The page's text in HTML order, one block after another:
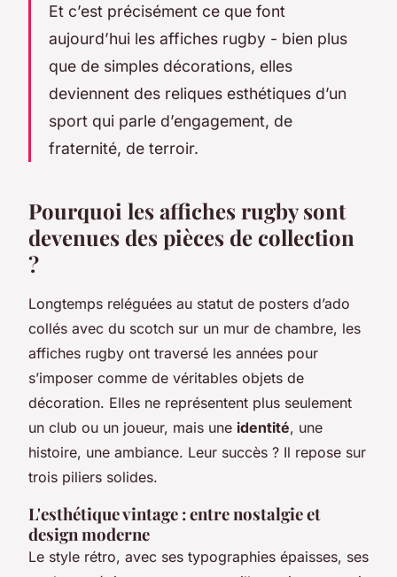
Et c’est précisément ce que font
aujourd’hui les affiches rugby - bien plus
que de simples décorations, elles
deviennent des reliques esthétiques d’un
sport qui parle d’engagement, de
fraternité, de terroir.
Pourquoi les affiches rugby sont
devenues des pièces de collection
?
Longtemps reléguées au statut de posters d’ado
collés avec du scotch sur un mur de chambre, les
affiches rugby ont traversé les années pour
s’imposer comme de véritables objets de
décoration. Elles ne représentent plus seulement
un club ou un joueur, mais une identité, une
histoire, une ambiance. Leur succès ? Il repose sur
trois piliers solides.
L'esthétique vintage : entre nostalgie et
design moderne
Le style rétro, avec ses typographies épaisses, ses